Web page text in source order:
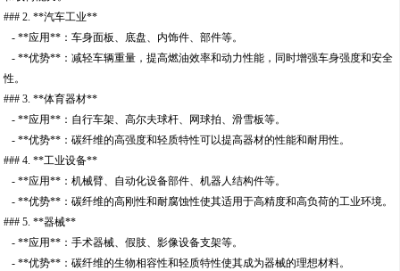
### 2. **汽车工业**
- **应用**：车身面板、底盘、内饰件、部件等。
- **优势**：减轻车辆重量，提高燃油效率和动力性能，同时增强车身强度和安全
性。
### 3. **体育器材**
- **应用**：自行车架、高尔夫球杆、网球拍、滑雪板等。
- **优势**：碳纤维的高强度和轻质特性可以提高器材的性能和耐用性。
### 4. **工业设备**
- **应用**：机械臂、自动化设备部件、机器人结构件等。
- **优势**：碳纤维的高刚性和耐腐蚀性使其适用于高精度和高负荷的工业环境。
### 5. **器械**
- **应用**：手术器械、假肢、影像设备支架等。
- **优势**：碳纤维的生物相容性和轻质特性使其成为器械的理想材料。